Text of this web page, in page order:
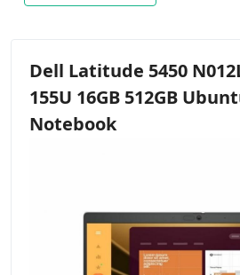
Dell Latitude 5450
155U 16GB 512GB
Notebook